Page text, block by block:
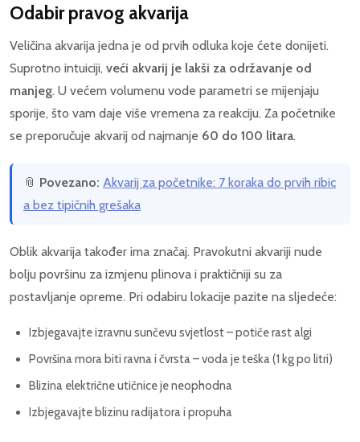
Odabir pravog akvarija
Veličina akvarija jedna je od prvih odluka koje ćete donijeti.
Suprotno intuiciji, veći akvarij je lakši za održavanje od
manjeg. U većem volumenu vode parametri se mijenjaju
sporije, što vam daje više vremena za reakciju. Za početnike
se preporučuje akvarij od najmanje 60 do 100 litara.
📎 Povezano: Akvarij za početnike: 7 koraka do prvih ribic
a bez tipičnih grešaka
Oblik akvarija također ima značaj. Pravokutni akvariji nude
bolju površinu za izmjenu plinova i praktičniji su za
postavljanje opreme. Pri odabiru lokacije pazite na sljedeće:
Izbjegavajte izravnu sunčevu svjetlost – potiče rast algi
Površina mora biti ravna i čvrsta – voda je teška (1 kg po litri)
Blizina električne utičnice je neophodna
Izbjegavajte blizinu radijatora i propuha